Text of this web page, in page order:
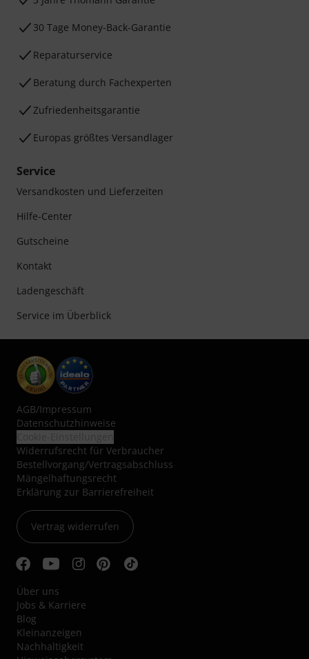
30 Tage Money-Back-Garantie
Reparaturservice
Beratung durch Fachexperten
Zufriedenheitsgarantie
Europas größtes Versandlager
Service
Versandkosten und Lieferzeiten
Hilfe-Center
Gutscheine
Kontakt
Ladengeschäft
Service im Überblick
AGB/Impressum
Datenschutzhinweise
Widerrufsrecht für Verbraucher
Bestellvorgang/Vertragsabschluss
Mängelhaftungsrecht
Erklärung zur Barrierefreiheit
Vertrag widerrufen
Über uns
Jobs & Karriere
Blog
Kleinanzeigen
Nachhaltigkeit